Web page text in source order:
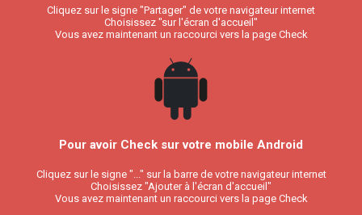
Cliquez sur le signe "Partager" de votre navigateur internet
Choisissez "sur l'écran d'accueil"
Vous avez maintenant un raccourci vers la page Check
Pour avoir Check sur votre mobile Android
Cliquez sur le signe "..." sur la barre de votre navigateur internet
Choisissez "Ajouter à l'écran d'accueil"
Vous avez maintenant un raccourci vers la page Check